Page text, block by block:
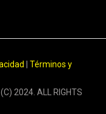
Términos y
2024. ALL RIGHTS